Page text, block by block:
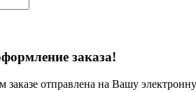
заказа!
отправлена на Вашу